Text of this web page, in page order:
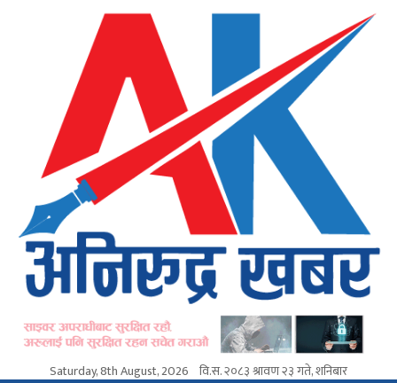
Saturday, 8th August, 2026 वि.स.२०८३ श्रावण २३ गते, शनिबार